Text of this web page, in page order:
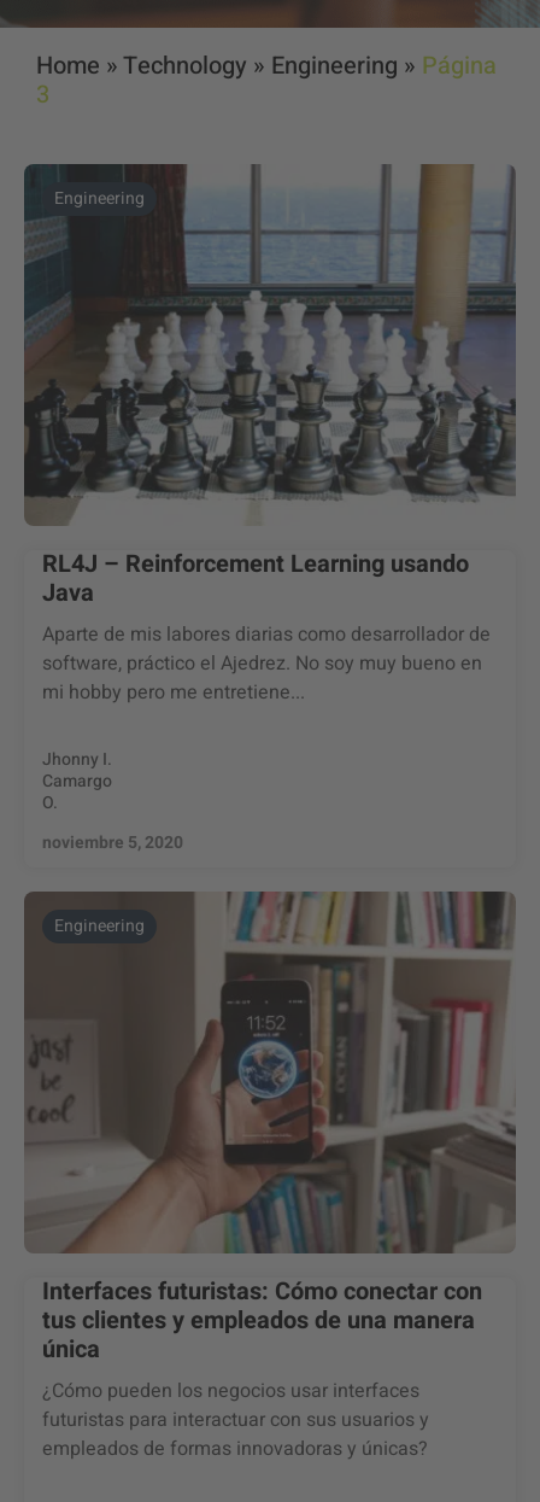
Home »Technology » Engineering » Página
3
Engineering
RL4J – Reinforcement Learning usando
Java
Aparte de mis labores diarias como desarrollador de
software, práctico el Ajedrez. No soy muy bueno en
mi hobby pero me entretiene...
Jhonny I.
Camargo
O.
noviembre 5, 2020
Engineering
Interfaces futuristas: Cómo conectar con
tus clientes y empleados de una manera
única
¿Cómo pueden los negocios usar interfaces
futuristas para interactuar con sus usuarios y
empleados de formas innovadoras y únicas?